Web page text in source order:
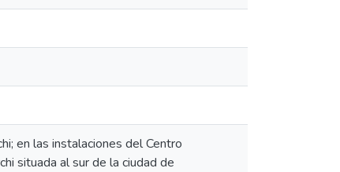
en las instalaciones del Centro
situada al sur de la ciudad de